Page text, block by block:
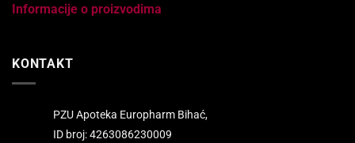
Informacije o proizvodima
KONTAKT
PZU Apoteka Europharm Bihać,
ID broj: 4263086230009